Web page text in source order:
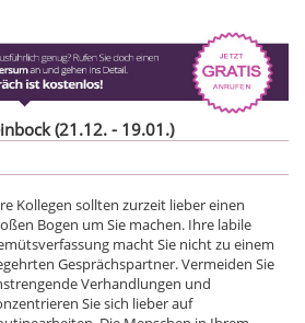
(21.12. - 19.01.)
Kollegen sollten zurzeit lieber einen
Bogen um Sie machen. Ihre labile
macht Sie nicht zu einem
Gesprächspartner. Vermeiden Sie
Verhandlungen und
Sie sich lieber auf